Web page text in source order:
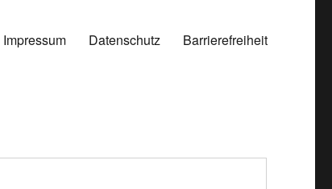
Impressum Datenschutz Barrierefreiheit